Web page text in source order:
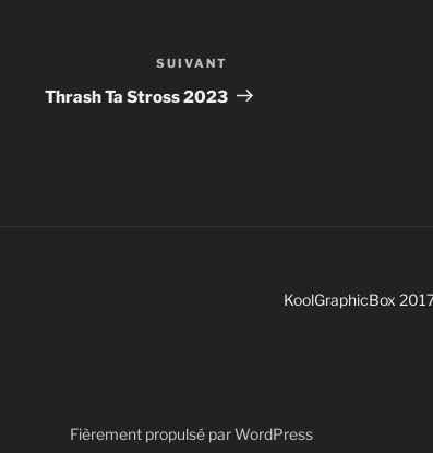
SUIVANT
Thrash Ta Stross 2023
KoolGraphicBox
Fièrement propulsé par WordPress